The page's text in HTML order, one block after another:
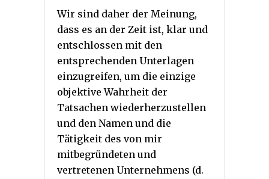
Wir sind daher der Meinung,
dass es an der Zeit ist, klar und
entschlossen mit den
entsprechenden Unterlagen
einzugreifen, um die einzige
objektive Wahrheit der
Tatsachen wiederherzustellen
und den Namen und die
Tätigkeit des von mir
mitbegründeten und
vertretenen Unternehmens (d.